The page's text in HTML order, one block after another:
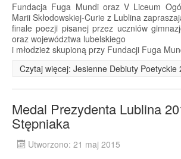
Fundacja Fuga Mundi oraz V Liceum
Marii Skłodowskiej-Curie z Lublina
finale poezji pisanej przez uczniów
oraz województwa lubelskiego
i młodzież skupioną przy Fundacji Fuga
Czytaj więcej: Jesienne Debiuty Poetyckie
Medal Prezydenta Lublina
Stępniaka
Utworzono: 21 maj 2015